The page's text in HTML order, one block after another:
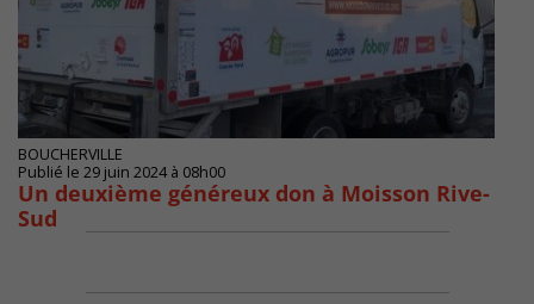
BOUCHERVILLE
Publié le 29 juin 2024 à 08h00
Un deuxième généreux don à Moisson Rive-
Sud